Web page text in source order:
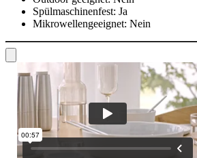
Spülmaschinenfest: Ja
Mikrowellengeeignet: Nein